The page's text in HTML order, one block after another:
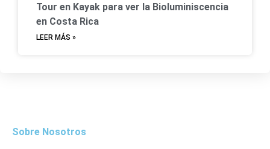
Tour en Kayak para ver la Bioluminiscencia
en Costa Rica
LEER MÁS »
Sobre Nosotros